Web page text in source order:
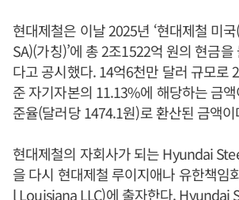
현대제철은 이날 2025년 ‘현대제철 미
SA)(가칭)’에 총 2조1522억 원의 현금
다고 공시했다. 14억6천만 달러 규모로
준 자기자본의 11.13%에 해당하는 금
준율(달러당 1474.1원)로 환산된 금액이
현대제철의 자회사가 되는 Hyundai
을 다시 현대제철 루이지애나 유한책임
l Louisiana LLC)에 출자한다. Hyundai